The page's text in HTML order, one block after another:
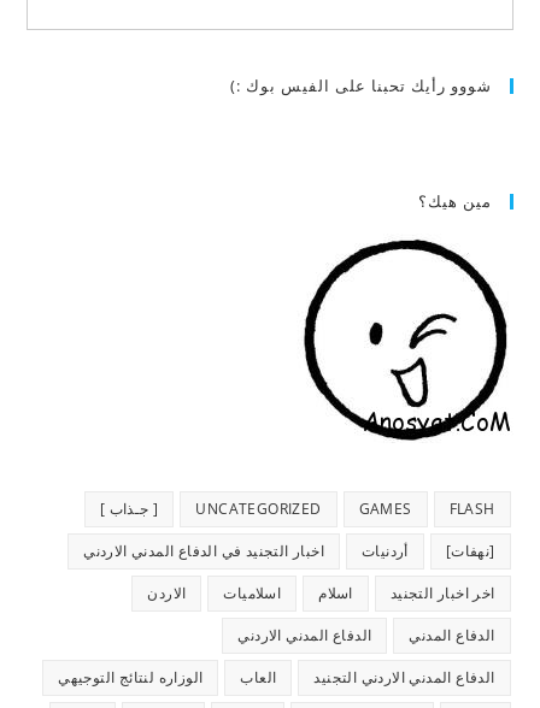
شووو رأيك تحبنا على الفيس بوك :)
مين هيك؟
FLASH
GAMES
UNCATEGORIZED [ جـذاب ]
[نهفات] أردنيات اخبار التجنيد في الدفاع المدني الاردني
اخر اخبار التجنيد اسلام اسلاميات الاردن
الدفاع المدني الدفاع المدني الاردني
الدفاع المدني الاردني التجنيد العاب الوزاره لنتائج التوجيهي